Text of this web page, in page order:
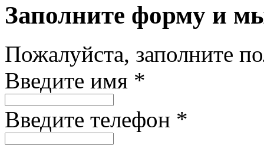
Заполните форму и
Пожалуйста, заполните
Введите имя *
Введите телефон *